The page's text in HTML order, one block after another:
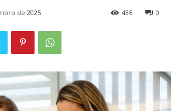
de 2025 0
436